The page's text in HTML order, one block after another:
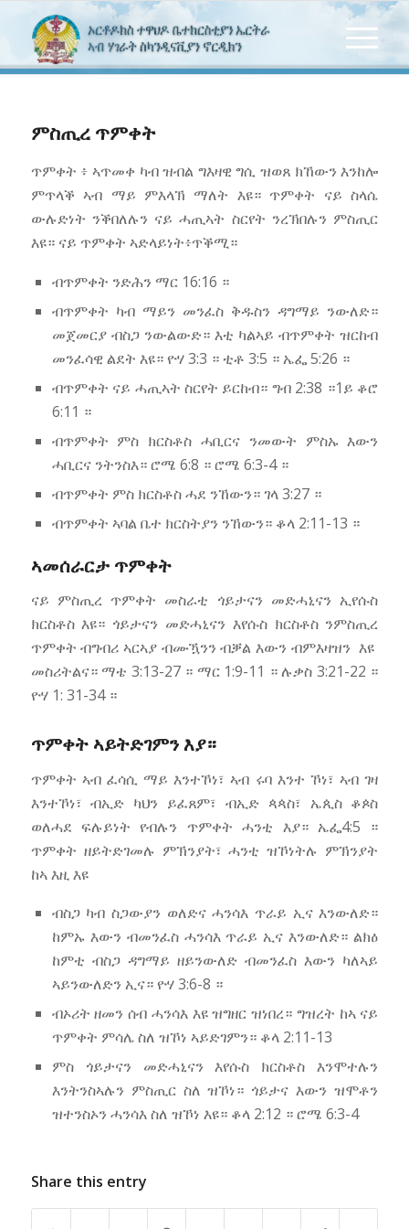
ምስጢረ ጥምቀት
ጥምቀት ፥ ኣጥመቀ ካብ ዝብል ግእዛዊ ግሲ ዝወጸ ክኸውን እንከሎ
ምጥላቕ ኣብ ማይ ምእላኽ ማለት እዩ። ጥምቀት ናይ ስላሴ
ውሉድነት ንቕበለሉን ናይ ሓጢኣት ስርየት ንረኽበሉን ምስጢር
እዩ። ናይ ጥምቀት ኣድላይነት፥ጥቕሚ።
ብጥምቀት ንድሕን ማር 16:16 ።
ብጥምቀት ካብ ማይን መንፈስ ቅዱስን ዳግማይ ንውለድ።
መጀመርያ ብስጋ ንውልውድ። እቲ ካልኣይ ብጥምቀት ዝርከብ
መንፈሳዊ ልደት እዩ። ዮሃ 3:3 ። ቲቶ 3:5 ። ኤፌ 5:26 ።
ብጥምቀት ናይ ሓጢኣት ስርየት ይርከብ። ግብ 2:38 ።1ይ ቆሮ
6:11 ።
ብጥምቀት ምስ ክርስቶስ ሓቢርና ንመውት ምስኡ እውን
ሓቢርና ንትንስእ። ሮሜ 6:8 ። ሮሜ 6:3-4 ።
ብጥምቀት ምስ ክርስቶስ ሓደ ንኸውን። ገላ 3:27 ።
ብጥምቀት ኣባል ቤተ ክርስትያን ንኸውን። ቆላ 2:11-13 ።
ኣመሰራርታ ጥምቀት
ናይ ምስጢረ ጥምቀት መስራቲ ጎይታናን መድሓኒናን ኢየሱስ
ክርስቶስ እዩ። ጎይታናን መድሓኒናን እየሱስ ክርስቶስ ንምስጢረ
ጥምቀት ብግብሪ ኣርኣያ ብሙዃንን ብቓል እውን ብምእዛዝን እዩ
መስሪትልና። ማቴ 3:13-27 ። ማር 1:9-11 ። ሉቃስ 3:21-22 ።
ዮሃ 1: 31-34 ።
ጥምቀት ኣይትድገምን እያ።
ጥምቀት ኣብ ፈሳሲ ማይ እንተኾነ፣ ኣብ ሩባ እንተ ኾነ፣ ኣብ ገዛ
እንተኾነ፣ ብኢድ ካህን ይፈጸም፣ ብኢድ ጳጳስ፣ ኤጲስ ቆጶስ
ወለሓደ ፍሉይነት የብሉን ጥምቀት ሓንቲ እያ። ኤፌ4:5 ።
ጥምቀት ዘይትድገመሉ ምኽንያት፣ ሓንቲ ዝኾነትሉ ምኽንያት
ከኣ እዚ እዩ
ብስጋ ካብ ስጋውያን ወለድና ሓንሳእ ጥራይ ኢና እንውለድ።
ከምኡ እውን ብመንፈስ ሓንሳእ ጥራይ ኢና እንውለድ። ልክዕ
ከምቲ ብስጋ ዳግማይ ዘይንውለድ ብመንፈስ እውን ካለኣይ
ኣይንውለድን ኢና። ዮሃ 3:6-8 ።
ብኦሪት ዘመን ሰብ ሓንሳእ እዩ ዝግዘር ዝነበረ። ግዝረት ከኣ ናይ
ጥምቀት ምሳሌ ስለ ዝኾነ ኣይድገምን። ቆላ 2:11-13
ምስ ጎይታናን መድሓኒናን እየሱስ ክርስቶስ እንሞተሉን
እንትንስኣሉን ምስጢር ስለ ዝኾነ። ጎይታና እውን ዝሞቶን
ዝተንስኦን ሓንሳእ ስለ ዝኾነ እዩ። ቆላ 2:12 ። ሮሜ 6:3-4
Share this entry